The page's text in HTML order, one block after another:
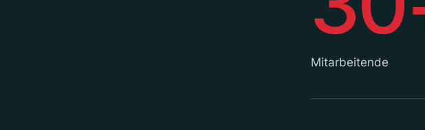
Mitarbeitende